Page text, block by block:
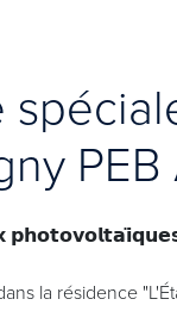
PEB
la résidence